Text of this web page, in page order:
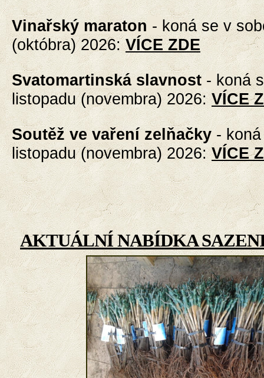
Vinařský maraton - koná se v
(októbra) 2026:VÍCE ZDE
Svatomartinská slavnost - koná
listopadu (novembra) 2026:VÍCE
Soutěž ve vaření zelňačky-
listopadu (novembra) 2026:VÍCE
AKTUÁLNÍ NABÍDKA